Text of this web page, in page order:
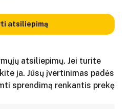
atsiliepimą
atsiliepimų. Jei turite
ja. Jūsų įvertinimas padės
sprendimą renkantis prekę